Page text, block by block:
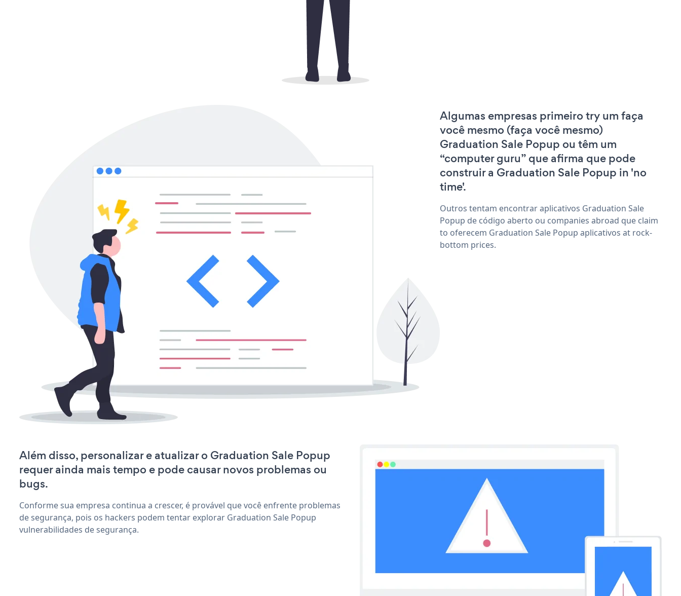
Algumas empresas primeiro try um faça
você mesmo (faça você mesmo)
Graduation Sale Popup ou têm um
“computer guru” que afirma que pode
construir a Graduation Sale Popup in 'no
time'.
Outros tentam encontrar aplicativos Graduation Sale
Popup de código aberto ou companies abroad que claim
to oferecem Graduation Sale Popup aplicativos at rock-
bottom prices.
Além disso, personalizar e atualizar o Graduation Sale Popup
requer ainda mais tempo e pode causar novos problemas ou
bugs.
Conforme sua empresa continua a crescer, é provável que você enfrente problemas
de segurança, pois os hackers podem tentar explorar Graduation Sale Popup
vulnerabilidades de segurança.